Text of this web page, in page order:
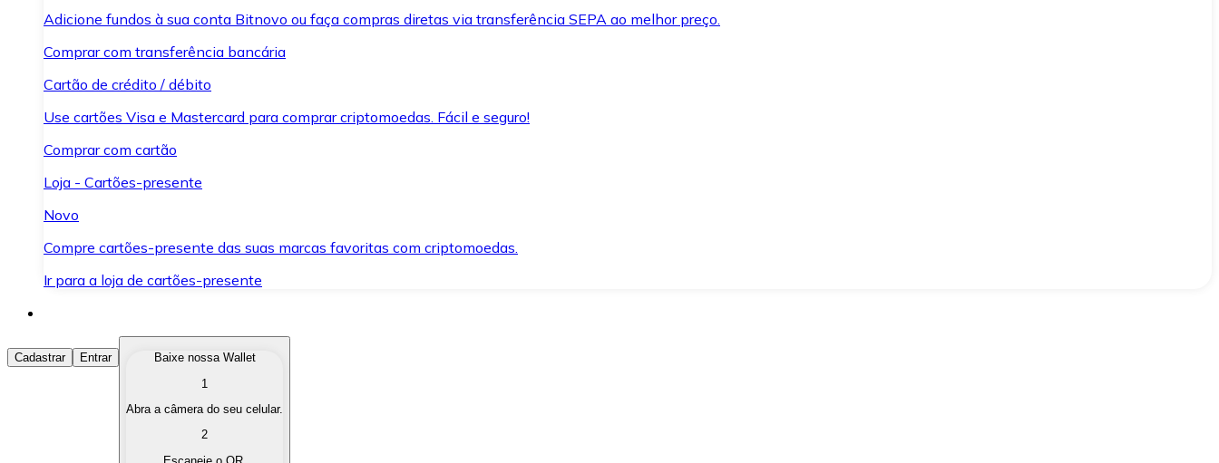
Adicione fundos à sua conta Bitnovo ou faça compras diretas via transferência SEPA ao melhor preço.
Comprar com transferência bancária
Cartão de crédito / débito
Use cartões Visa e Mastercard para comprar criptomoedas. Fácil e seguro!
Comprar com cartão
Loja - Cartões-presente
Novo
Compre cartões-presente das suas marcas favoritas com criptomoedas.
Ir para a loja de cartões-presente
Comprar Criptomoedas
Compre as criptomoedas de seu interesse de forma rápida e segura.
Converta suas criptomoedas em moeda fiduciária quando precisar.
Cadastrar Entrar
Baixe nossa Wallet
1
Abra a câmera do seu celular.
2